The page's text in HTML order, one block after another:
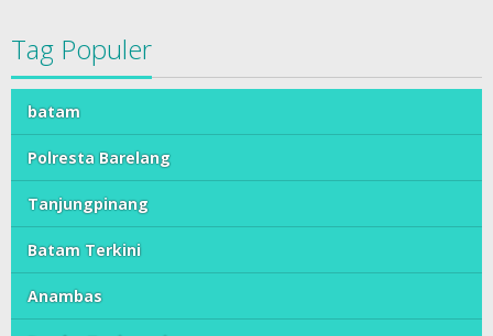
Tag Populer
batam
Polresta Barelang
Tanjungpinang
Batam Terkini
Anambas